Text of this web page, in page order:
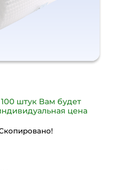
штук Вам будет
цена